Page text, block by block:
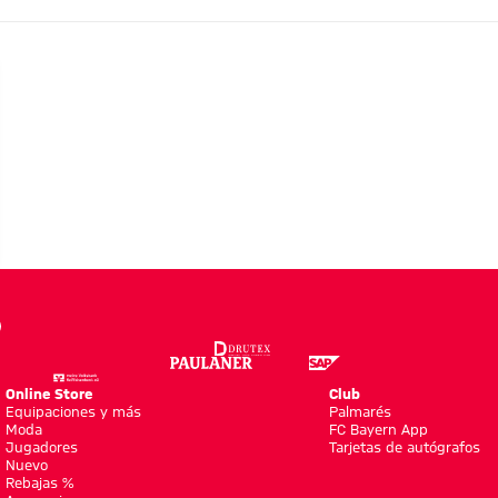
Online Store
Equipaciones y más
Moda
Jugadores
Nuevo
Rebajas %
Club
Palmarés
FC Bayern App
Tarjetas de autógrafos